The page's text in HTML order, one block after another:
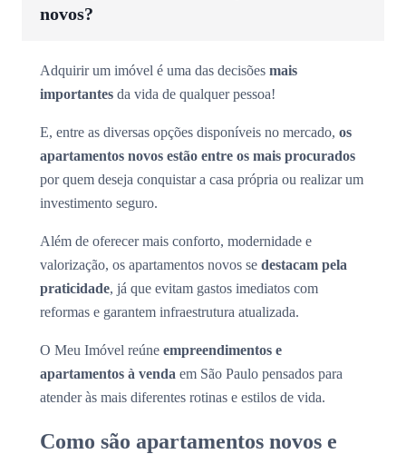
novos?
Adquirir um imóvel é uma das decisões mais
importantes da vida de qualquer pessoa!
E, entre as diversas opções disponíveis no mercado, os
apartamentos novos estão entre os mais procurados
por quem deseja conquistar a casa própria ou realizar um
investimento seguro.
Além de oferecer mais conforto, modernidade e
valorização, os apartamentos novos se destacam pela
praticidade, já que evitam gastos imediatos com
reformas e garantem infraestrutura atualizada.
O Meu Imóvel reúne empreendimentos e
apartamentos à venda em São Paulo pensados para
atender às mais diferentes rotinas e estilos de vida.
Como são apartamentos novos e